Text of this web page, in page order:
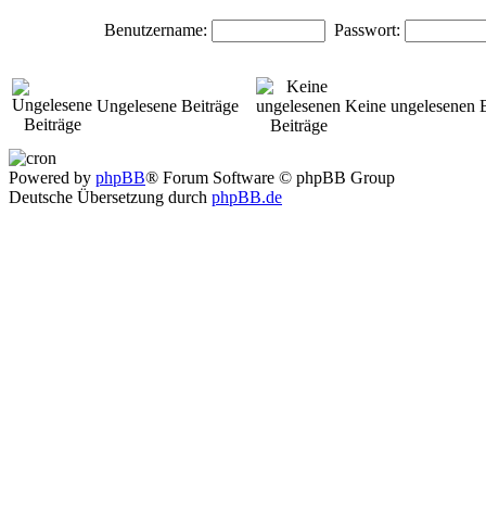
Benutzername: Passwort:
Ungelesene Beiträge Keine ungelesenen
Powered by phpBB® Forum Software © phpBB Group
Deutsche Übersetzung durch phpBB.de